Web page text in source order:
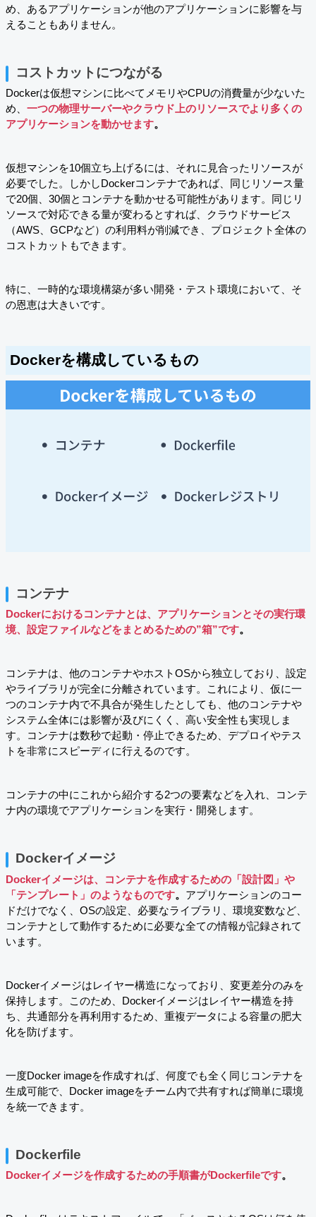
め、あるアプリケーションが他のアプリケーションに影響を与
えることもありません。
コストカットにつながる
Dockerは仮想マシンに比べてメモリやCPUの消費量が少ないた
め、 一つの物理サーバーやクラウド上のリソースでより多くの
アプリケーションを動かせます。
仮想マシンを10個立ち上げるには、それに見合ったリソースが
必要でした。しかしDockerコンテナであれば、同じリソース量
で20個、30個とコンテナを動かせる可能性があります。同じリ
ソースで対応できる量が変わるとすれば、クラウドサービス
（AWS、GCPなど）の利用料が削減でき、プロジェクト全体の
コストカットもできます。
特に、一時的な環境構築が多い開発・テスト環境において、そ
の恩恵は大きいです。
Dockerを構成しているもの
コンテナ
Dockerにおけるコンテナとは、アプリケーションとその実行環
境、設定ファイルなどをまとめるための”箱”です。
コンテナは、他のコンテナやホストOSから独立しており、設定
やライブラリが完全に分離されています。これにより、仮に一
つのコンテナ内で不具合が発生したとしても、他のコンテナや
システム全体には影響が及びにくく、高い安全性も実現しま
す。コンテナは数秒で起動・停止できるため、デプロイやテス
トを非常にスピーディに行えるのです。
コンテナの中にこれから紹介する2つの要素などを入れ、コンテ
ナ内の環境でアプリケーションを実行・開発します。
Dockerイメージ
Dockerイメージは、コンテナを作成するための「設計図」や
「テンプレート」のようなものです。 アプリケーションのコー
ドだけでなく、OSの設定、必要なライブラリ、環境変数など、
コンテナとして動作するために必要な全ての情報が記録されて
います。
Dockerイメージはレイヤー構造になっており、変更差分のみを
保持します。このため、Dockerイメージはレイヤー構造を持
ち、共通部分を再利用するため、重複データによる容量の肥大
化を防げます。
一度Docker imageを作成すれば、何度でも全く同じコンテナを
生成可能で、Docker imageをチーム内で共有すれば簡単に環境
を統一できます。
Dockerfile
Dockerイメージを作成するための手順書がDockerfileです。